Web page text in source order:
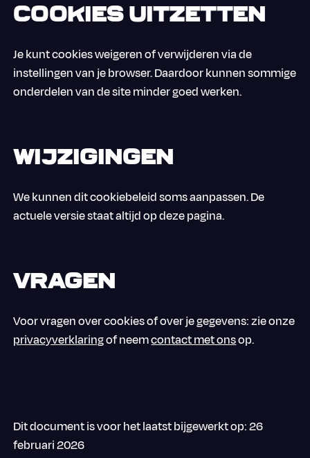
Cookies uitzetten
Je kunt cookies weigeren of verwijderen via de
instellingen van je browser. Daardoor kunnen sommige
onderdelen van de site minder goed werken.
Wijzigingen
We kunnen dit cookiebeleid soms aanpassen. De
actuele versie staat altijd op deze pagina.
Vragen
Voor vragen over cookies of over je gegevens: zie onze
privacyverklaringof neemcontact met onsop.
Dit document is voor het laatst bijgewerkt op: 26
februari 2026